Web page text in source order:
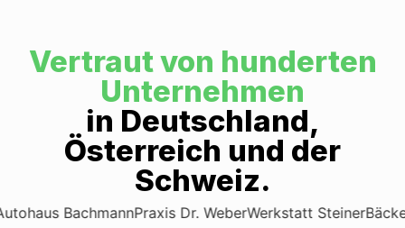
Vertraut von hunderten
Unternehmen
in Deutschland,
Österreich und der
Schweiz.
Praxis Dr. WeberWerkstatt SteinerBäckerei